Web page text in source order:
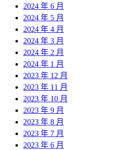
2024 年 6 月
2024 年 5 月
2024 年 4 月
2024 年 3 月
2024 年 2 月
2024 年 1 月
2023 年 12 月
2023 年 11 月
2023 年 10 月
2023 年 9 月
2023 年 8 月
2023 年 7 月
2023 年 6 月